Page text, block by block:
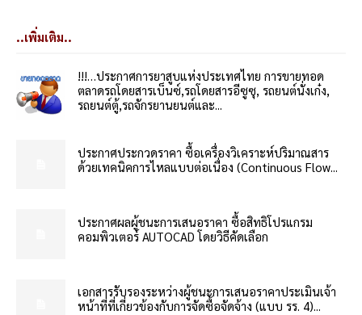
..เพิ่มเติม..
!!!…ประกาศการยาสูบแห่งประเทศไทย การขายทอด
ตลาดรถโดยสารเบ็นซ์,รถโดยสารอีซูซุ, รถยนต์นั่งเก๋ง,
รถยนต์ตู้,รถจักรยานยนต์และ...
ประกาศประกวดราคา ซื้อเครื่องวิเคราะห์ปริมาณสาร
ด้วยเทคนิคการไหลแบบต่อเนื่อง (Continuous Flow...
ประกาศผลผู้ชนะการเสนอราคา ซื้อสิทธิโปรแกรม
คอมพิวเตอร์ AUTOCAD โดยวิธีคัดเลือก
เอกสารรับรองระหว่างผู้ชนะการเสนอราคาประเมินเจ้า
หน้าที่ที่เกี่ยวข้องกับการจัดซื้อจัดจ้าง (แบบ รร. 4)...